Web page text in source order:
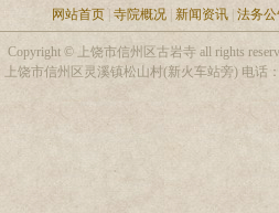
网站首页 寺院概况 新闻资讯 法务
Copyright © 上饶市信州区古岩寺 all rights
饶市信州区灵溪镇松山村(新火车站旁) 电话：